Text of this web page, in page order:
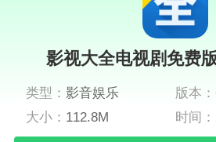
影视大全电视剧免费
类型： 影音娱乐 版本：
大小： 112.8M 时间：